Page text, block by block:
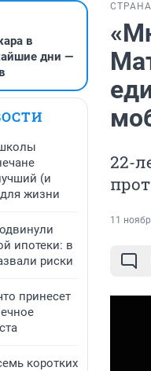
в
дни —
(и
жизни
ипотеки: в
риски
принесет
коротких
22-
11